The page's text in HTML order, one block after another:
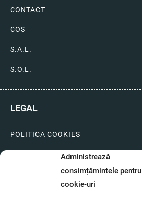
Administrează
consimțămintele pentru
cookie-uri
CONTACT
COS
S.A.L.
S.O.L.
LEGAL
POLITICA COOKIES
LIVRARI SI PLATI
GARANTIE SI SERVICE